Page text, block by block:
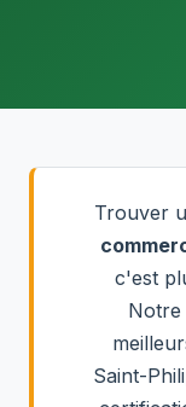
Trouver
c'est
Notre
Saint-